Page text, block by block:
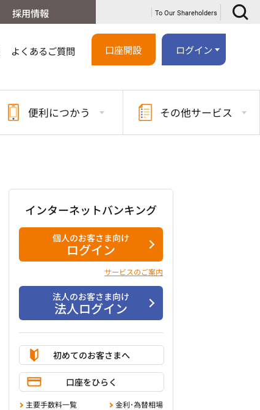
採用情報 To Our Shareholders
よくあるご質問 口座開設 ログイン
便利につかう その他サービス
インターネットバンキング
個人のお客さま向け
ログイン
サービスのご案内
法人のお客さま向け
法人ログイン
初めてのお客さまへ
口座をひらく
主要手数料一覧 金利･為替相場